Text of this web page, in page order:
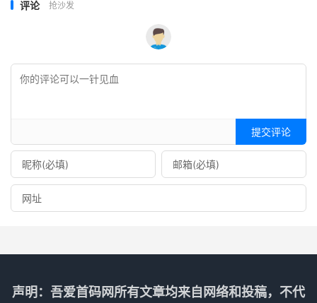
评论 抢沙发
提交评论
声明：吾爱首码网所有文章均来自网络和投稿，不代